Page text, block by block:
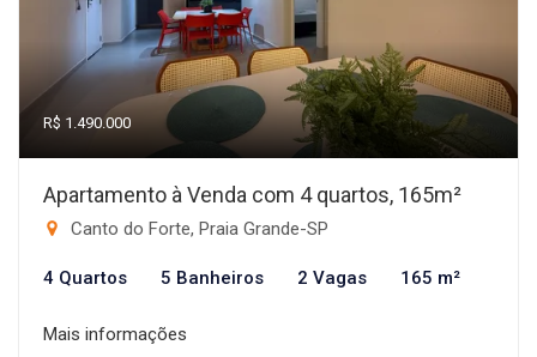
R$ 1.490.000
Apartamento à Venda com 4 quartos, 165m²
Canto do Forte, Praia Grande-SP
4 Quartos 5 Banheiros 2 Vagas 165 m²
Mais informações